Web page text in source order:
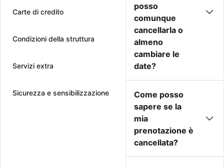
Carte di credito
Condizioni della struttura
Servizi extra
Sicurezza e sensibilizzazione
posso
comunque
cancellarla o
almeno
cambiare le
date?
Come posso
sapere se la
mia
prenotazione è
cancellata?